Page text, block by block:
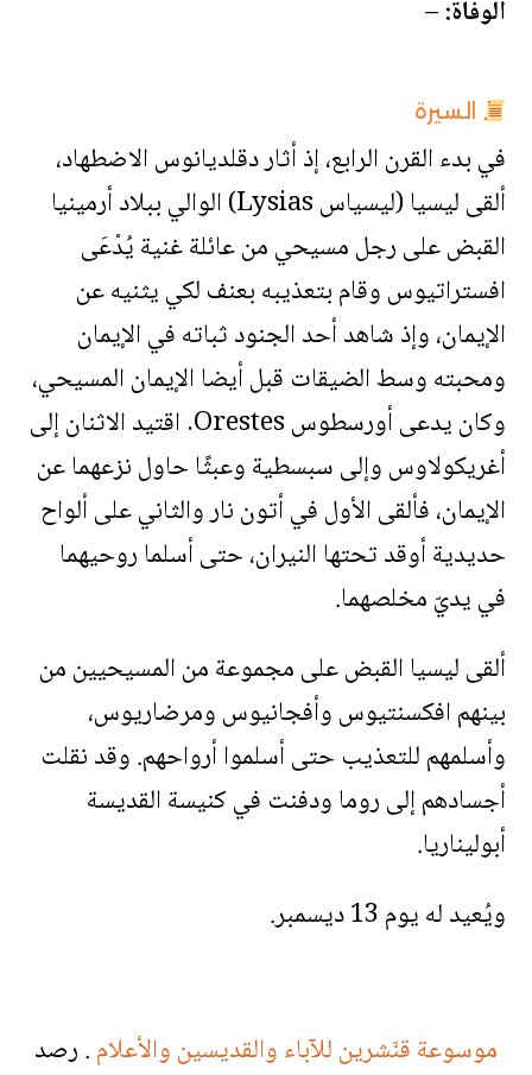
الوفاة:–
السيرة
في بدء القرن الرابع، إذ أثار دقلديانوس الاضطهاد،
ألقى ليسيا (ليسياس Lysias) الوالي ببلاد أرمينيا
القبض على رجل مسيحي من عائلة غنية يُدْعَى
افستراتيوس وقام بتعذيبه بعنف لكي يثنيه عن
الإيمان، وإذ شاهد أحد الجنود ثباته في الإيمان
ومحبته وسط الضيقات قبل أيضا الإيمان المسيحي،
وكان يدعى أورسطوس Orestes. اقتيد الاثنان إلى
أغريكولاوس وإلى سبسطية وعبثًا حاول نزعهما عن
الإيمان، فألقى الأول في أتون نار والثاني على ألواح
حديدية أوقد تحتها النيران، حتى أسلما روحيهما
في يديّ مخلصهما.
ألقى ليسيا القبض على مجموعة من المسيحيين من
بينهم افكسنتيوس وأفجانيوس ومرضاريوس،
وأسلمهم للتعذيب حتى أسلموا أرواحهم. وقد نقلت
أجسادهم إلى روما ودفنت في كنيسة القديسة
أبوليناريا.
ويُعيد له يوم 13 ديسمبر.
موسوعة قنّشرين للآباء والقديسين والأعلام. رصد